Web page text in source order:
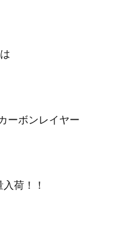
ーボンレイヤー
荷！！